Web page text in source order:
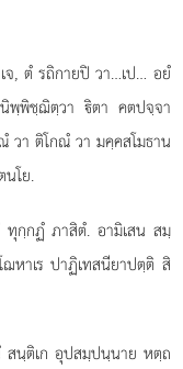
จ, ตํ รถิกายปิ วา…เป… อยํ
พฺพิชฺฌิตฺวา ิตา คตปจฺจา
วา ติโกณํ วา มคฺคสโมธาน
นโย.
กฺกฏํ ภาสิตํ. อามิเสน สมฺ
หาเร ปาฏิเทสนียาปตฺติ สิ
นฺติเก อุปสมฺปนฺนาย หตฺถ